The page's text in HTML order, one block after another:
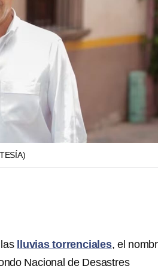
lluvias torrenciales, el
Nacional de Desastres